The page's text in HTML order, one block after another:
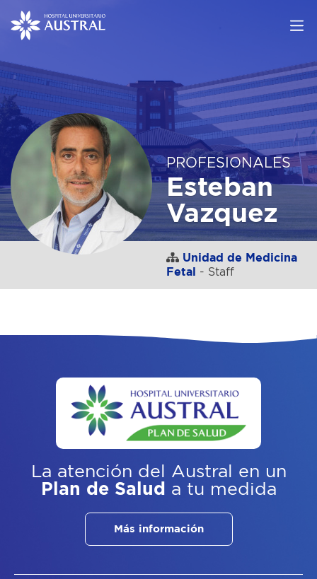
PROFESIONALES
Esteban
Vazquez
Unidad de Medicina
Fetal
- Staff
La atención del Austral
en un
Plan de Salud a tu medida
Más información